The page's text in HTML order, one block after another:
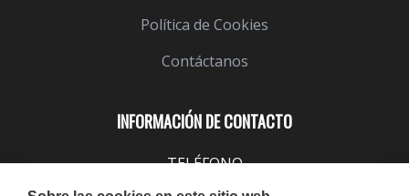
INFORMACIÓN DE CONTACTO
TELÉFONO
Política de Cookies
Contáctanos